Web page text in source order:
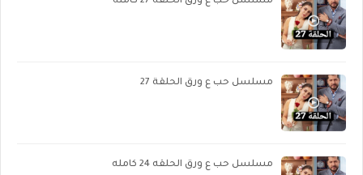
مسلسل حب ع ورق الحلقة 27
مسلسل حب ع ورق الحلقه 24 كامله